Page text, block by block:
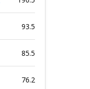
93.5
85.5
76.2